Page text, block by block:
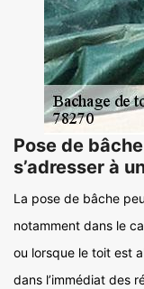
Pose de
s’adresser à
La pose de bâche
notamment dans le
ou lorsque le toit est
dans l’immédiat des